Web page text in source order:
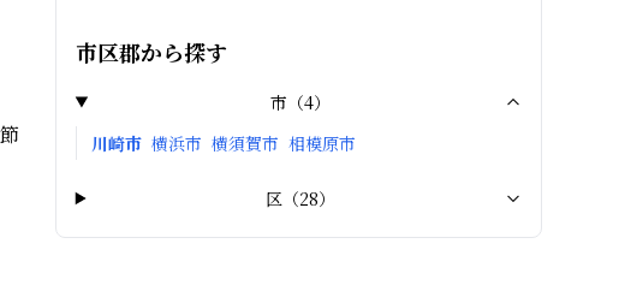
市区郡から探す
市 （4）
川崎市 横浜市 横須賀市 相模原市
区（28）